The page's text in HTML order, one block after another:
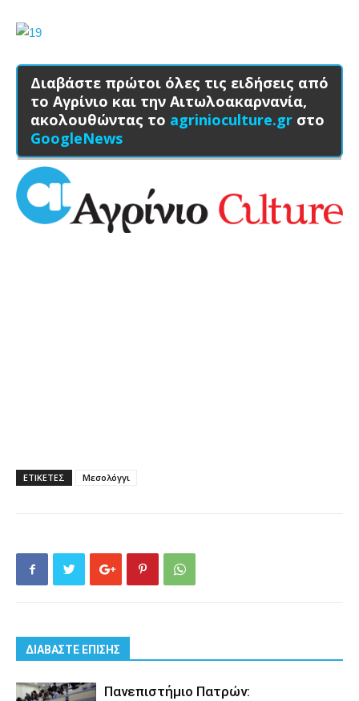
Διαβάστε πρώτοι όλες τις ειδήσεις από
το Αγρίνιο και την Αιτωλοακαρνανία,
ακολουθώντας το agrinioculture.gr στο
GoogleNews
ΕΤΙΚΕΤΕΣ Μεσολόγγι
ΔΙΑΒΑΣΤΕ ΕΠΙΣΗΣ
Πανεπιστήμιο Πατρών: